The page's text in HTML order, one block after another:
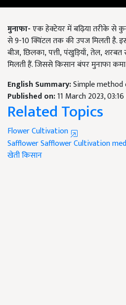
मुनाफा-एक हेक्टेयर में बढ़िया तरीके से
से9-10क्विंटल तक की उपज मिलती है.
बीज,छिलका,पत्ती,पंखुड़ियाँ,तेल,शरबत
मिलती हैं. जिससे किसान बंपर मुनाफा
English Summary:Simple
Published on:11 March 2023,
Related Topics
Flower Cultivation
SafflowerSafflower Cultivation
खेतीकिसान